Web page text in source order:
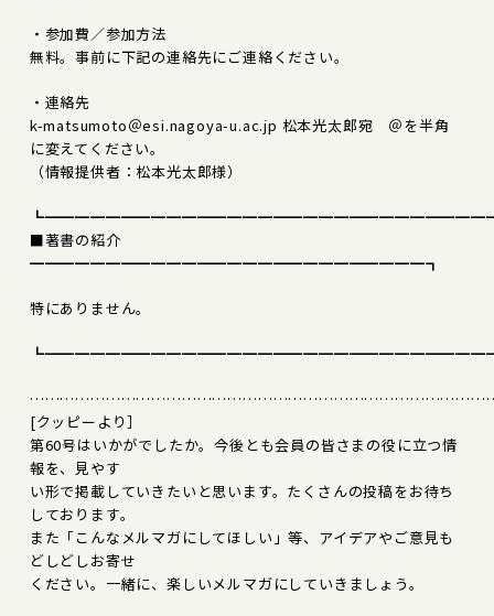
・参加費／参加方法
無料。事前に下記の連絡先にご連絡ください。
・連絡先
k-matsumoto＠esi.nagoya-u.ac.jp 松本光太郎宛 ＠を半角
に変えてください。
（情報提供者：松本光太郎様）
■著書の紹介
━━━━━━━━━━━━━━━━━━━━━━━━━━┓
特にありません。
[クッピーより］
第60号はいかがでしたか。今後とも会員の皆さまの役に立つ情
報を、見やす
い形で掲載していきたいと思います。たくさんの投稿をお待ち
しております。
また「こんなメルマガにしてほしい」等、アイデアやご意見も
どしどしお寄せ
ください。一緒に、楽しいメルマガにしていきましょう。